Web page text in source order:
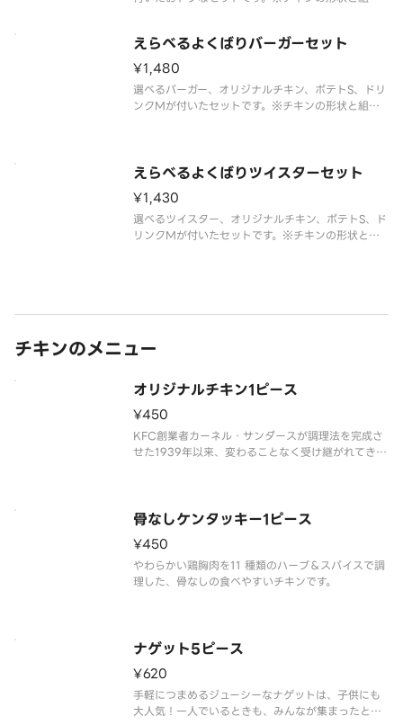
ります。※提供方法は、写真と異なる場合がござい
ます。
えらべるよくばりバーガーセット
¥1,480
選べるバーガー、オリジナルチキン、ポテトS、ドリ
ンクMが付いたセットです。※チキンの形状と組み
ます。
えらべるよくばりツイスターセット
¥1,430
選べるツイスター、オリジナルチキン、ポテトS、ド
リンクMが付いたセットです。※チキンの形状と組
チキンのメニュー
オリジナルチキン1ピース
¥450
KFC創業者カーネル・サンダースが調理法を完成さ
せた1939年以来、変わることなく受け継がれてきた
の特性上、チキンの部位指
骨なしケンタッキー1ピース
¥450
やわらかい鶏胸肉を11 種類のハーブ＆スパイスで調
理した、骨なしの食べやすいチキンです。
ナゲット5ピース
¥620
手軽につまめるジューシーなナゲットは、子供にも
大人気！一人でいるときも、みんなが集まったとき